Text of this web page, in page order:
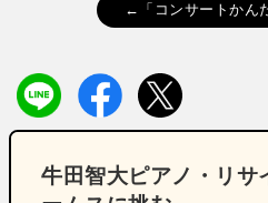
←「コンサートかん
牛田智大ピアノ・リサ